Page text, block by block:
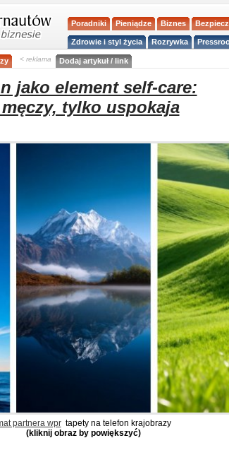
Poradniki Pieniądze Biznes
Zdrowie i styl życia Rozrywka
< reklama Dodaj artykuł / link
jako element self-care:
tylko uspokaja
partnera wprtapety na telefon krajobrazy
(kliknij obraz by powiększyć)